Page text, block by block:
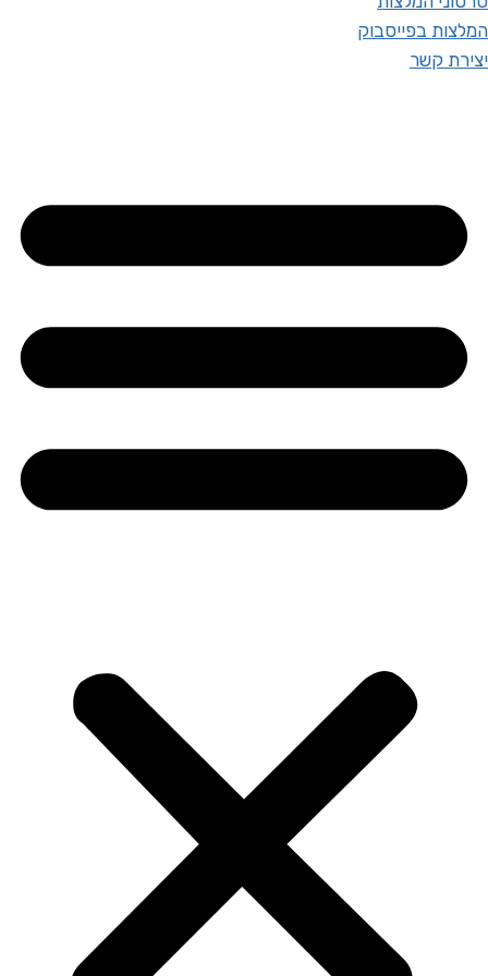
המלצות בפייסבוק
יצירת קשר